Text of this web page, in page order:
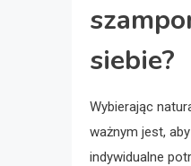
siebie?
Wybierając
ważnym jest,
indywidualne